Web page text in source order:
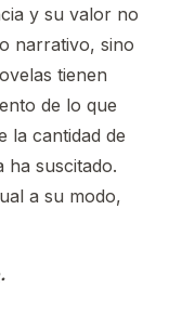
y su valor no
narrativo, sino
tienen
de lo que
la cantidad de
ha suscitado.
a su modo,
.